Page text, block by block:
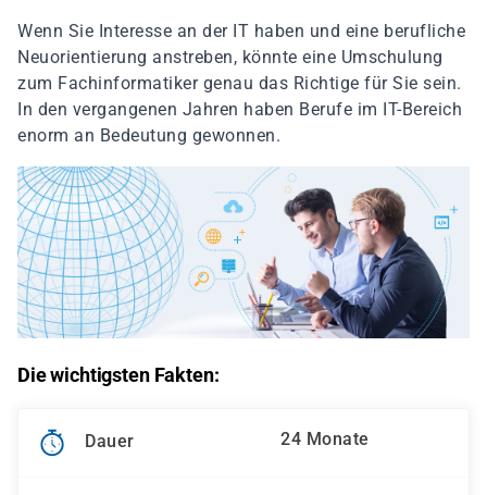
Wenn Sie Interesse an der IT haben und eine berufliche
Neuorientierung anstreben, könnte eine Umschulung
zum Fachinformatiker genau das Richtige für Sie sein.
In den vergangenen Jahren haben Berufe im IT-Bereich
enorm an Bedeutung gewonnen.
Die wichtigsten Fakten:
Dauer 24 Monate